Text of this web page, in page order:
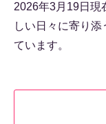
2026年3月19日現
しい日々に寄り
ています。